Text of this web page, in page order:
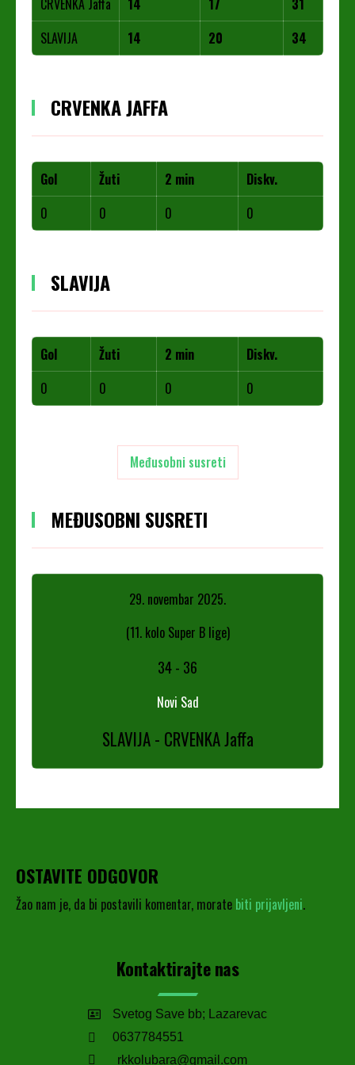
CRVENKA Jaffa
14 17
31
SLAVIJA
14 20 34
CRVENKA JAFFA
Gol Žuti 2 min
Diskv.
0
0 0 0
SLAVIJA
Gol Žuti 2 min
Diskv.
0
0 0 0
Međusobni susreti
MEĐUSOBNI SUSRETI
29. novembar 2025.
(11. kolo Super B lige)
34- 36
Novi Sad
SLAVIJA - CRVENKA Jaffa
OSTAVITE ODGOVOR
Žao nam je, da bi postavili komentar, morate biti prijavljeni.
Kontaktirajte nas
Svetog Save bb; Lazarevac
0637784551
rkkolubara@gmail.com